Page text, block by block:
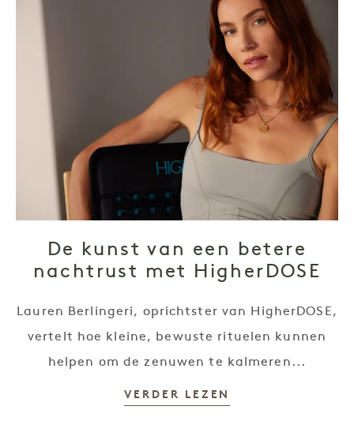
De kunst van een betere
nachtrust met HigherDOSE
Lauren Berlingeri, oprichtster van HigherDOSE,
vertelt hoe kleine, bewuste rituelen kunnen
helpen om de zenuwen te kalmeren...
VERDER LEZEN